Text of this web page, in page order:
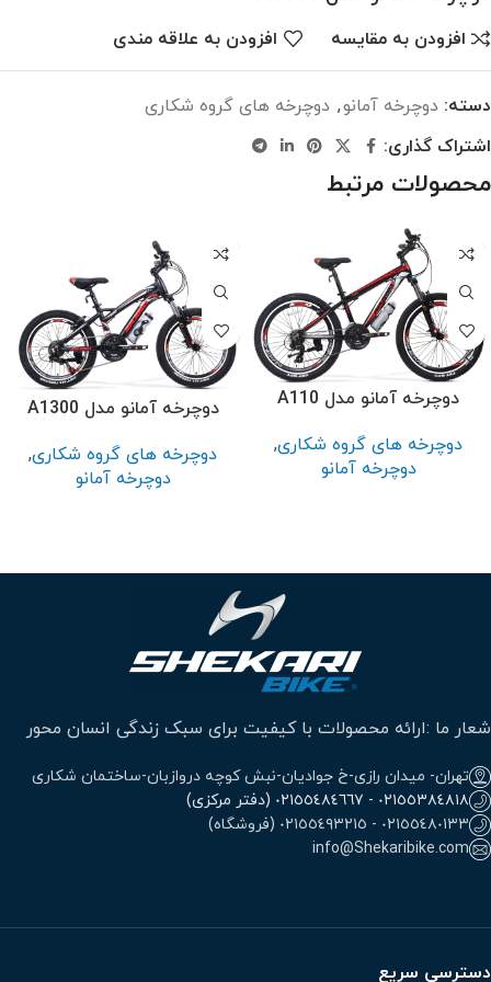
افزودن به مقایسه افزودن به علاقه مندی
دسته: دوچرخه آمانو, دوچرخه های گروه شکاری
اشتراک گذاری:
محصولات مرتبط
دوچرخه آمانو مدل A110
دوچرخه های گروه شکاری,
دوچرخه آمانو
دوچرخه آمانو مدل A1300
دوچرخه های گروه شکاری,
دوچرخه آمانو
شعار ما :ارائه محصولات با کیفیت برای سبک زندگی انسان محور
تهران- میدان رازی-خ جوادیان-نبش کوچه دروازبان-ساختمان شکاری
٠٢١٥٥٣٨٤٨١٨ - ٠٢١٥٥٤٨٤٦٦٧ (دفتر مرکزی)
٠٢١٥٥٤٨٠١٣٣ - ٠٢١٥٥٤٩٣٢١٥ (فروشگاه)
info@Shekaribike.com
دسترسی سریع